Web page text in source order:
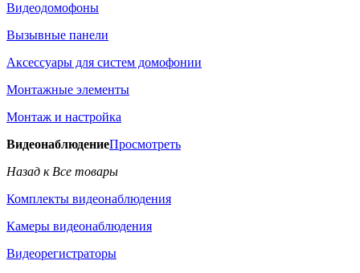
Видеодомофоны
Вызывные панели
Аксессуары для систем домофонии
Монтажные элементы
Монтаж и настройка
ВидеонаблюдениеПросмотреть
Назад к Все товары
Комплекты видеонаблюдения
Камеры видеонаблюдения
Видеорегистраторы